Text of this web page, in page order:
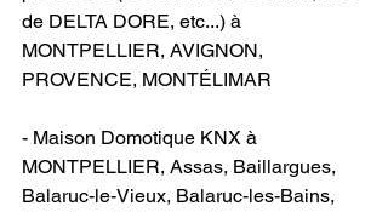
de DELTA DORE, etc...) à
MONTPELLIER, AVIGNON,
PROVENCE, MONTÉLIMAR
- Maison Domotique KNX à
MONTPELLIER, Assas, Baillargues,
Balaruc-le-Vieux, Balaruc-les-Bains,